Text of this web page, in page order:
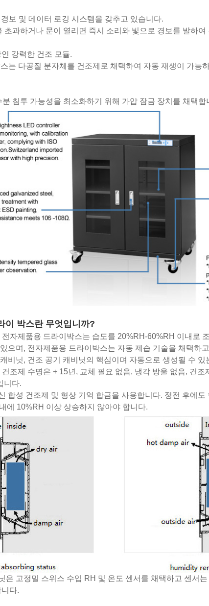
보 및 데이터 로깅 시스템을 갖추고 있습니다.
초과하거나 문이 열리면 즉시 소리와 빛으로 경보를 발하
강력한 건조 모듈.
는 다공질 분자체를 건조제로 채택하여 자동 재생이 가능
침투 가능성을 최소화하기 위해 가압 잠금 장치를 채택합
이 박스란 무엇입니까?
자제품용 드라이박스는 습도를 20%RH-60%RH 이내로
으며, 전자제품용 드라이박스는 자동 제습 기술을 채택하
비닛, 건조 공기 캐비닛의 핵심이며 자동으로 생성될 수
조제 수명은 + 15년, 교체 필요 없음, 냉각 방울 없음, 건
니다.
합성 건조제 및 형상 기억 합금을 사용합니다. 정전 후에
에 10%RH 이상 상승하지 않아야 합니다.
은 고정밀 스위스 수입 RH 및 온도 센서를 채택하고 센서
다.